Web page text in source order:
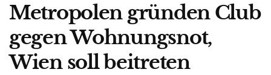
Metropolen gründen Club
gegen Wohnungsnot,
Wien soll beitreten